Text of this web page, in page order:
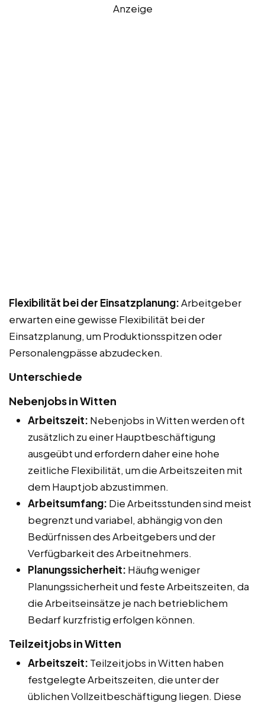
Anzeige
Flexibilität bei der Einsatzplanung:Arbeitgeber
erwarten eine gewisse Flexibilität bei der
Einsatzplanung, um Produktionsspitzen oder
Personalengpässe abzudecken.
Unterschiede
Nebenjobs in Witten
Arbeitszeit: Nebenjobs in Witten werden oft
zusätzlich zu einer Hauptbeschäftigung
ausgeübt und erfordern daher eine hohe
zeitliche Flexibilität, um die Arbeitszeiten mit
dem Hauptjob abzustimmen.
Arbeitsumfang: Die Arbeitsstunden sind meist
begrenzt und variabel, abhängig von den
Bedürfnissen des Arbeitgebers und der
Verfügbarkeit des Arbeitnehmers.
Planungssicherheit: Häufig weniger
Planungssicherheit und feste Arbeitszeiten, da
die Arbeitseinsätze je nach betrieblichem
Bedarf kurzfristig erfolgen können.
Teilzeitjobs in Witten
Arbeitszeit: Teilzeitjobs in Witten haben
festgelegte Arbeitszeiten, die unter der
üblichen Vollzeitbeschäftigung liegen. Diese